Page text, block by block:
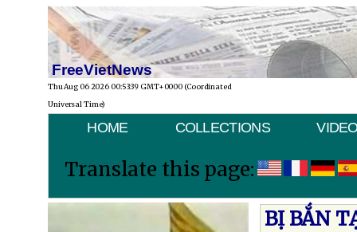
FreeVietNews
Thu Aug 06 2026 00:53:39 GMT+0000 (Coordinated
Universal Time)
HOME COLLECTIONS
Translate this page:
BỊ BẮN